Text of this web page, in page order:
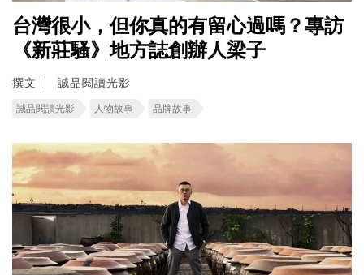
台灣很小，但你真的有留心過嗎？專訪
《新莊騷》地方誌創辦人梁子
撰文 誠品閱讀光影
誠品閱讀光影 人物故事 品牌故事